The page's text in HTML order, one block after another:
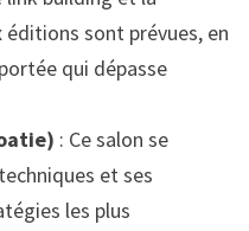
sont prévues, en
qui dépasse
: Ce salon se
et ses
les plus